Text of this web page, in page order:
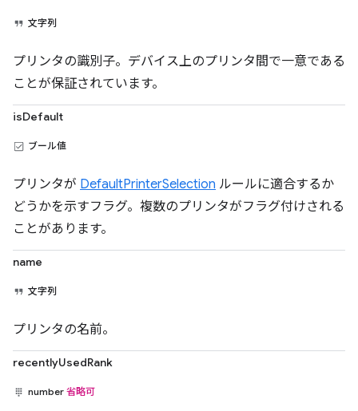
文字列
プリンタの識別子。デバイス上のプリンタ間で一意である
ことが保証されています。
isDefault
ブール値
プリンタが DefaultPrinterSelection ルールに適合するか
どうかを示すフラグ。複数のプリンタがフラグ付けされる
ことがあります。
name
文字列
プリンタの名前。
recentlyUsedRank
number 省略可